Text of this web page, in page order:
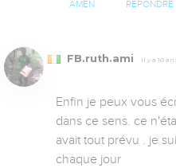
AMEN RÉPONDRE
FB.ruth.ami Il y a 10
Enfin je peux vous
dans ce sens. ce
avait tout prévu . je
chaque jour